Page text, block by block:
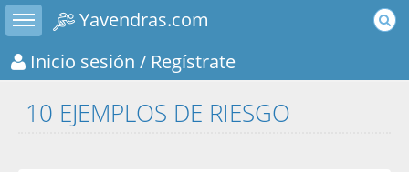
Toggle sidebar
Yavendras.com
Inicio sesión / Regístrate
10 EJEMPLOS DE RIESGO